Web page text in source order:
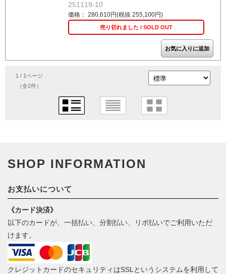
251119-10
価格： 280,610円(税抜 255,100円)
売り切れました / SOLD OUT
1 / 1ページ
（全2件）
SHOP INFORMATION
お支払いについて
《カード決済》
以下のカードが、一括払い、分割払い、リボ払いでご利用いただ
けます。
クレジットカードのセキュリティはSSLというシステムを利用して